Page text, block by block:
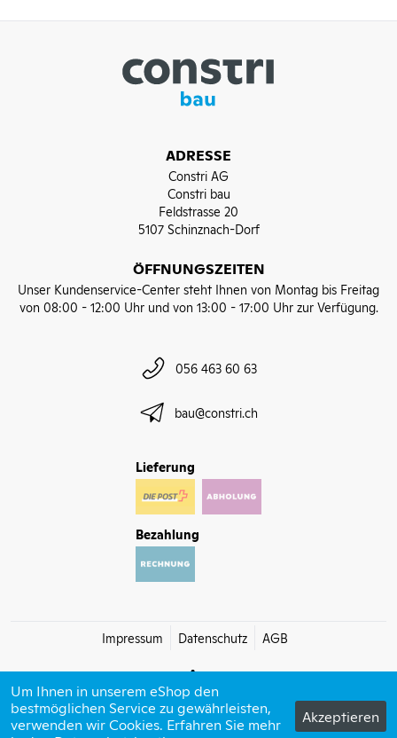
ADRESSE
Constri AG
Constri bau
Feldstrasse 20
5107 Schinznach-Dorf
ÖFFNUNGSZEITEN
Unser Kundenservice-Center steht Ihnen von Montag bis Freitag
von 08:00 - 12:00 Uhr und von 13:00 - 17:00 Uhr zur Verfügung.
056 463 60 63
bau@constri.ch
Lieferung
Bezahlung
Impressum Datenschutz AGB
© 2026 Constri bau
Um Ihnen in unserem eShop den
bestmöglichen Service zu gewährleisten,
verwenden wir Cookies. Erfahren Sie mehr
Akzeptieren